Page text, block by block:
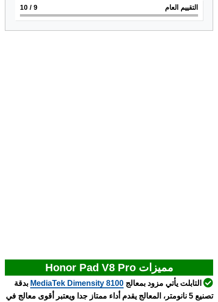
التقييم العام 9
/ 10
مميزات Honor Pad V8 Pro
التابلت يأتي مزود بمعالج MediaTek Dimensity 8100
بدقة
تصنيع 5 نانومتر، المعالج يقدم أداء ممتاز جدا ويعتبر أقوى معالج في